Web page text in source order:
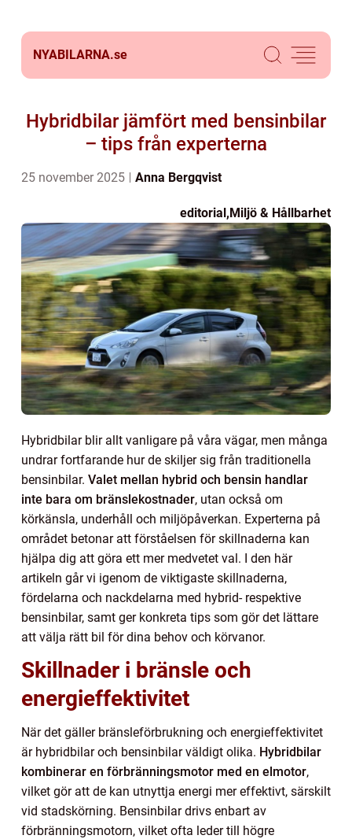
NYABILARNA.se
Hybridbilar jämfört med bensinbilar
– tips från experterna
25 november 2025 Anna Bergqvist
editorial,Miljö & Hållbarhet
Hybridbilar blir allt vanligare på våra vägar, men många
undrar fortfarande hur de skiljer sig från traditionella
bensinbilar. Valet mellan hybrid och bensin handlar
inte bara om bränslekostnader, utan också om
körkänsla, underhåll och miljöpåverkan. Experterna på
området betonar att förståelsen för skillnaderna kan
hjälpa dig att göra ett mer medvetet val. I den här
artikeln går vi igenom de viktigaste skillnaderna,
fördelarna och nackdelarna med hybrid- respektive
bensinbilar, samt ger konkreta tips som gör det lättare
att välja rätt bil för dina behov och körvanor.
Skillnader i bränsle och
energieffektivitet
När det gäller bränsleförbrukning och energieffektivitet
är hybridbilar och bensinbilar väldigt olika. Hybridbilar
kombinerar en förbränningsmotor med en elmotor,
vilket gör att de kan utnyttja energi mer effektivt, särskilt
vid stadskörning. Bensinbilar drivs enbart av
förbränningsmotorn, vilket ofta leder till högre